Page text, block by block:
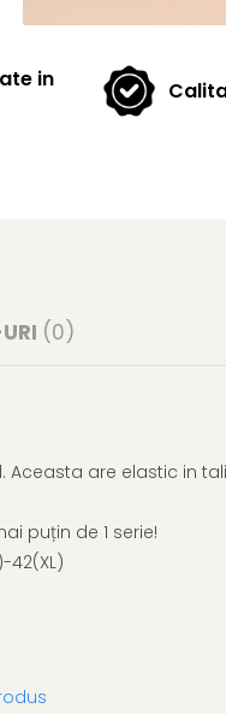
in
(0)
Aceasta are elastic in
puțin de 1 serie!
42(XL)